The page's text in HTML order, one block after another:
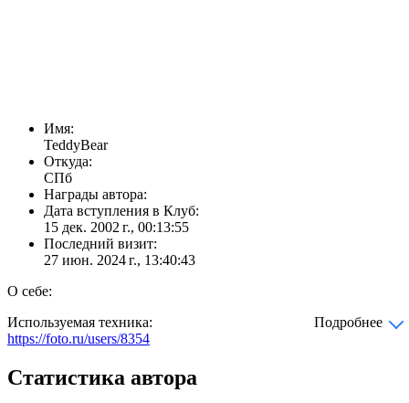
Имя:
TeddyBear
Откуда:
СПб
Награды автора:
Дата вступления в Клуб:
15 дек. 2002 г., 00:13:55
Последний визит:
27 июн. 2024 г., 13:40:43
О себе:
Используемая техника:
Подробнее
https://foto.ru/users/8354
Статистика автора